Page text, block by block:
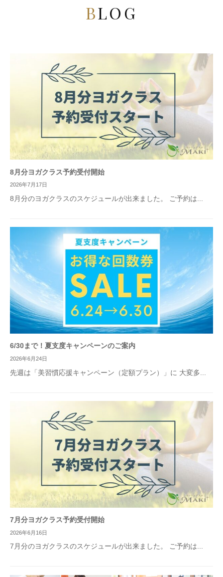
BLOG
8月分ヨガクラス予約受付開始
2026年7月17日
8月分のヨガクラスのスケジュールが出来ました。 ご予約は...
6/30まで！夏支度キャンペーンのご案内
2026年6月24日
先週は「美習慣応援キャンペーン（定額プラン）」に 大変多...
7月分ヨガクラス予約受付開始
2026年6月16日
7月分のヨガクラスのスケジュールが出来ました。 ご予約は...